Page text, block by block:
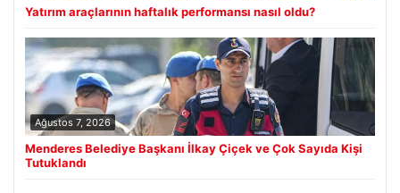
Yatırım araçlarının haftalık performansı nasıl oldu?
Ağustos 7, 2026
Menderes Belediye Başkanı İlkay Çiçek ve Çok Sayıda Kişi
Tutuklandı